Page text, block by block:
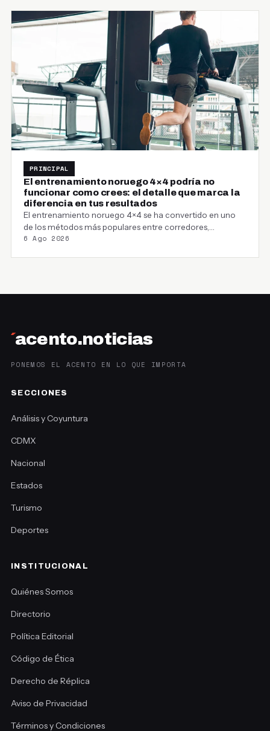
PRINCIPAL
El entrenamiento noruego 4×4 podría no
funcionar como crees: el detalle que marca la
diferencia en tus resultados
El entrenamiento noruego 4×4 se ha convertido en uno
de los métodos más populares entre corredores,…
6 Ago 2026
´acento.noticias
PONEMOS EL ACENTO EN LO QUE IMPORTA
SECCIONES
Análisis y Coyuntura
CDMX
Nacional
Estados
Turismo
Deportes
INSTITUCIONAL
Quiénes Somos
Directorio
Política Editorial
Código de Ética
Derecho de Réplica
Aviso de Privacidad
Términos y Condiciones